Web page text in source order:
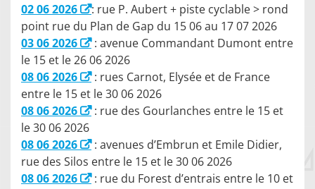
02 06 2026
: rue P. Aubert + piste cyclable > rond
point rue du Plan de Gap du 15 06 au 17 07 2026
03 06 2026
: avenue Commandant Dumont entre
le 15 et le 26 06 2026
08 06 2026
: rues Carnot, Elysée et de France
entre le 15 et le 30 06 2026
08 06 2026
: rue des Gourlanches entre le 15 et
le 30 06 2026
08 06 2026
: avenues d’Embrun et Emile Didier,
rue des Silos entre le 15 et le 30 06 2026
08 06 2026
: rue du Forest d’entrais entre le 10 et